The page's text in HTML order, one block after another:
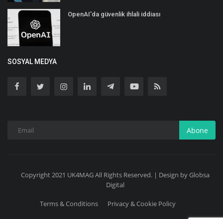
OpenAI'da güvenlik ihlali iddiası
SOSYAL MEDYA
Abone
Copyright 2021 UK4MAG All Rights Reserved. | Design by Globsa
Digital
Terms & Conditions Privacy & Cookie Policy